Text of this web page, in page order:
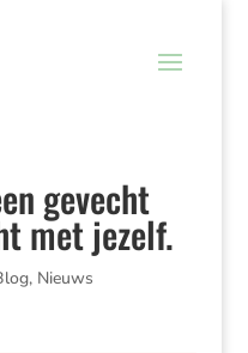
gevecht
met jezelf.
, Nieuws